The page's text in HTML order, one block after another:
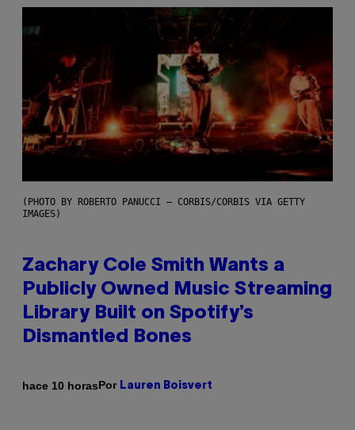
(PHOTO BY ROBERTO PANUCCI – CORBIS/CORBIS VIA GETTY
IMAGES)
Zachary Cole Smith Wants a
Publicly Owned Music Streaming
Library Built on Spotify’s
Dismantled Bones
hace 10 horasPor Lauren Boisvert